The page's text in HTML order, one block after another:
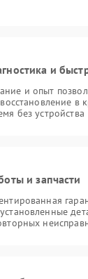
и
и опыт
в
без устройства
и запчасти